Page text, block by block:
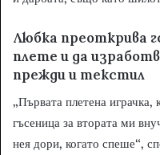
Любка преоткрива
плете и да
прежди и текстил
„Първата плетена
гъсеница за втората ми
нея дори, когато спеше“,